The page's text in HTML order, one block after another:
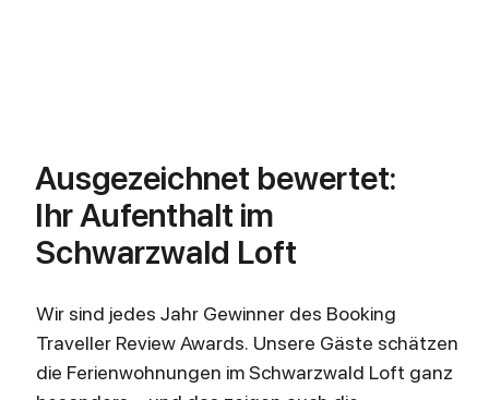
Ausgezeichnet bewertet:
Ihr Aufenthalt im
Schwarzwald Loft
Wir sind jedes Jahr Gewinner des Booking
Traveller Review Awards. Unsere Gäste schätzen
die Ferienwohnungen im Schwarzwald Loft ganz